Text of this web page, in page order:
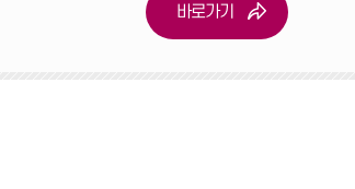
바로가기